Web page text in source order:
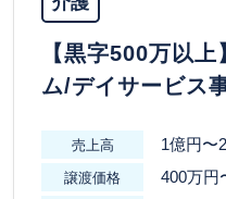
【黒字500万以
ム/デイサービス
売上高 1億円〜
譲渡価格 400万円